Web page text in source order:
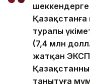
туралы
(7,4 млн
жатқан
танытуға